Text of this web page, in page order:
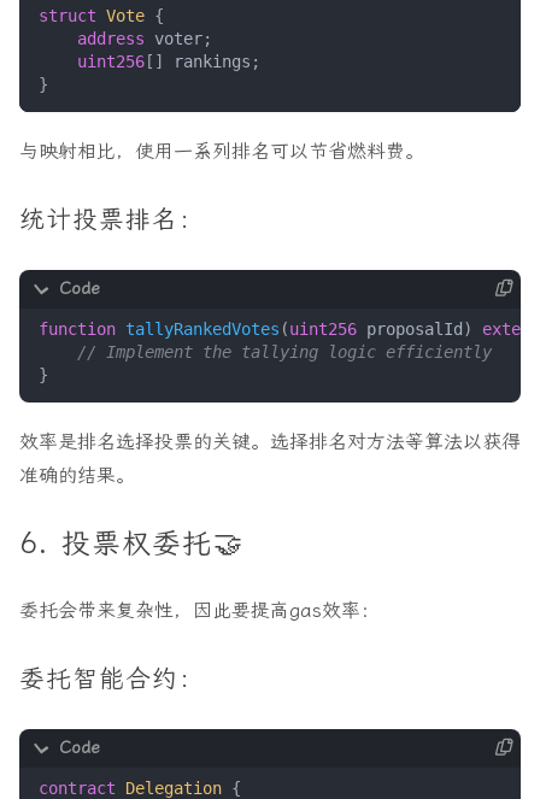
struct Vote {
address
voter;
uint256 [] rankings ;
}
与映射相比，使用一系列排名可以节省燃料费。
统计投票排名：
function tallyRankedVotes (uint256 proposalId)
}
效率是排名选择投票的关键。选择排名对方法等算法以获得
准确的结果。
6. 投票权委托🤝
委托会带来复杂性，因此要提高gas效率：
委托智能合约：
contract Delegation {